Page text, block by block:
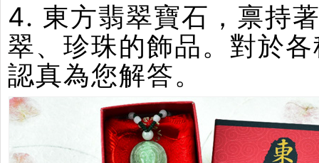
4. 東方翡翠寶石，禀持
翠、珍珠的飾品。對於
認真為您解答。